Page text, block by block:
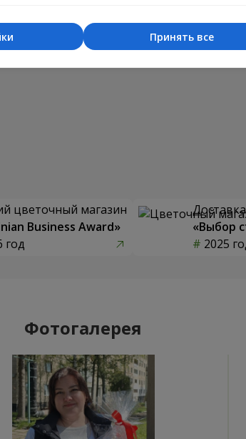
цветочный магазин
Business Award»
год
«Выбор
2025
Фотогалерея
Принять все